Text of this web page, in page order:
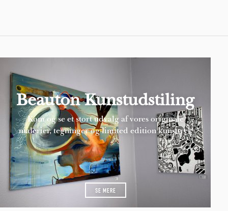
Beauton Kunstudstiling
Kom og se et stort udvalg af vores originale
malerier, tegninger og limited edition kunsttryk
SE MERE